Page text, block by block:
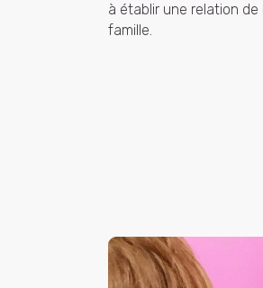
Crèche Wiltz
à établir une relation
famille.